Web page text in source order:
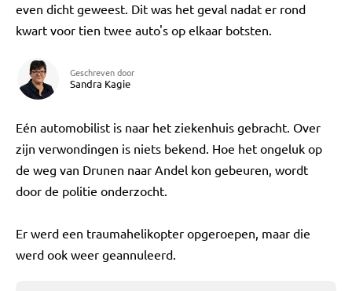
even dicht geweest. Dit was het geval nadat er rond
kwart voor tien twee auto's op elkaar botsten.
Geschreven door
Sandra Kagie
Eén automobilist is naar het ziekenhuis gebracht. Over
zijn verwondingen is niets bekend. Hoe het ongeluk op
de weg van Drunen naar Andel kon gebeuren, wordt
door de politie onderzocht.
Er werd een traumahelikopter opgeroepen, maar die
werd ook weer geannuleerd.